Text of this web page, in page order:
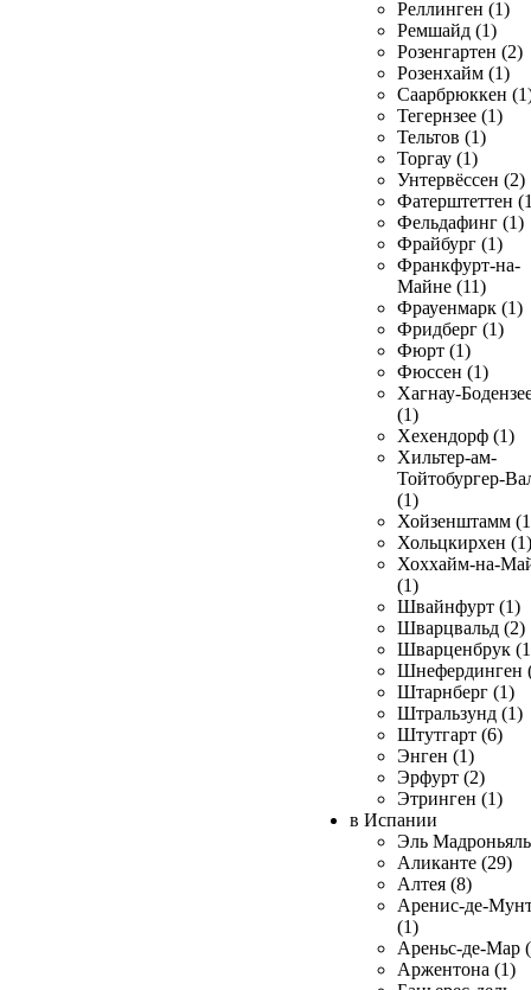
Реллинген (1)
Ремшайд (1)
Розенгартен (2)
Розенхайм (1)
Саарбрюккен
Тегернзее (1)
Тельтов (1)
Торгау (1)
Унтервёссен (2)
Фатерштеттен
Фельдафинг (1)
Фрайбург (1)
Франкфурт-на-
Майне (11)
Фрауенмарк (1)
Фридберг (1)
Фюрт (1)
Фюссен (1)
Хагнау-
(1)
Хехендорф (1)
Хильтер-ам-
Тойтобургер-
(1)
Хойзенштамм
Хольцкирхен (1)
Хоххайм-на-
(1)
Швайнфурт (1)
Шварцвальд (2)
Шварценбрук
Шнефердинген
Штарнберг (1)
Штральзунд (1)
Штутгарт (6)
Энген (1)
Эрфурт (2)
Этринген (1)
в Испании
Эль
Аликанте (29)
Алтея (8)
Аренис-де-
(1)
Ареньс-де-Мар
Аржентона (1)